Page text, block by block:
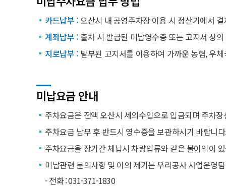
카드납부 : 오산시 내 공영주차장 이용 시 정산기에서 결
계좌납부 : 출차 시 발급된 미납영수증 또는 고지서 상
지로납부 : 발부된 고지서를 이용하여 가까운 농협, 우
미납요금 안내
주차요금은 전액 오산시 세외수입으로 입금되며 주차
주차요금 납부 후 반드시 영수증을 보관하시기 바랍니
주차요금을 장기간 체납시 차량압류와 같은 불이익이
미납관련 문의사항 및 이의 제기는 우리공사 사업운영
- 전화 : 031-371-1830